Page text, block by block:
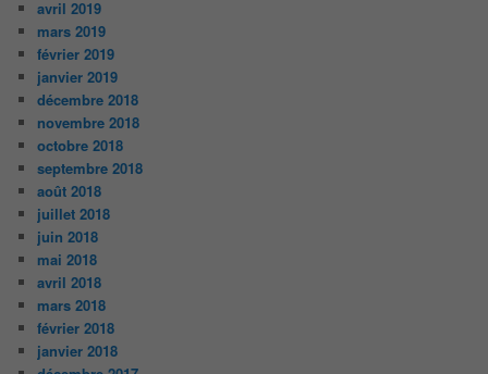
avril 2019
mars 2019
février 2019
janvier 2019
décembre 2018
novembre 2018
octobre 2018
septembre 2018
août 2018
juillet 2018
juin 2018
mai 2018
avril 2018
mars 2018
février 2018
janvier 2018